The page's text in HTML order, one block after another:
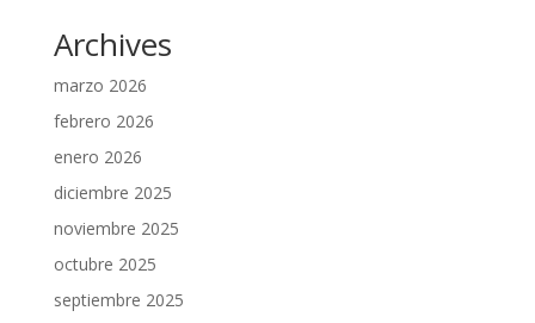
Archives
marzo 2026
febrero 2026
enero 2026
diciembre 2025
noviembre 2025
octubre 2025
septiembre 2025